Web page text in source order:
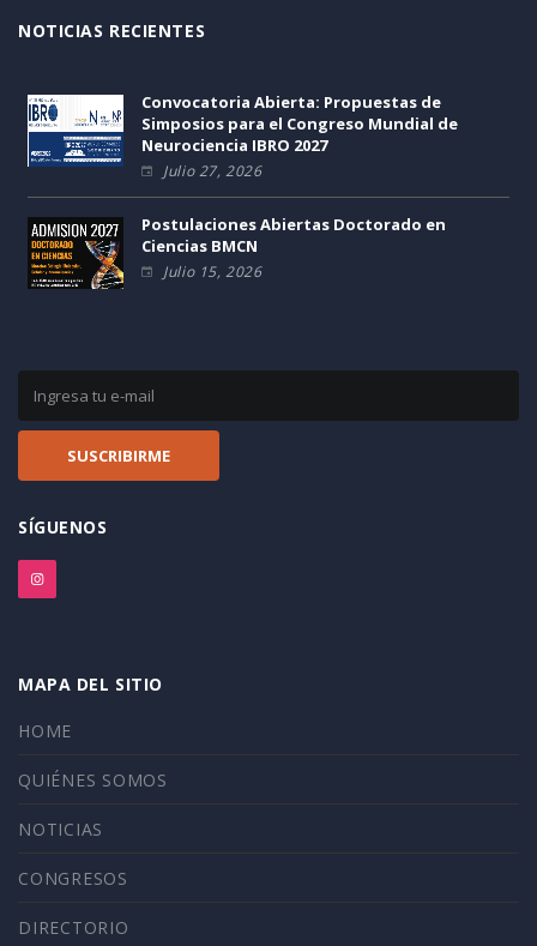
NOTICIAS RECIENTES
Convocatoria Abierta: Propuestas de
Simposios para el Congreso Mundial de
Neurociencia IBRO 2027
Julio 27, 2026
Postulaciones Abiertas Doctorado en
Ciencias BMCN
Julio 15, 2026
SÍGUENOS
MAPA DEL SITIO
HOME
QUIÉNES SOMOS
NOTICIAS
CONGRESOS
DIRECTORIO